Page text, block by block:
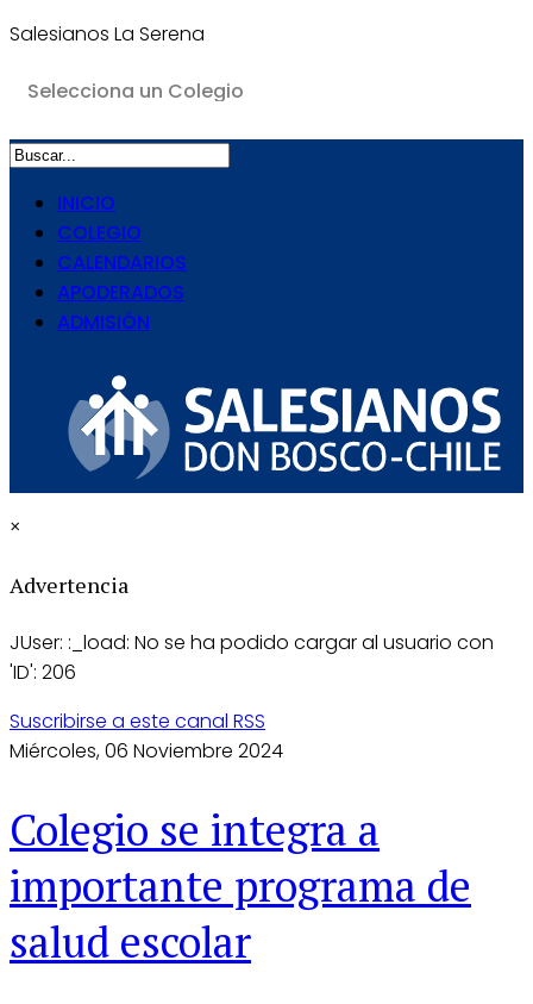
Salesianos La Serena
INICIO
COLEGIO
CALENDARIOS
APODERADOS
ADMISIÓN
×
Advertencia
JUser: :_load: No se ha podido cargar al usuario con
'ID': 206
Suscribirse a este canal RSS
Miércoles, 06 Noviembre 2024
Colegio se integra a
importante programa de
salud escolar